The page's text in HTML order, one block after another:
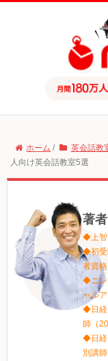
ホーム / 英会話教
人向け英会話教室5選
著
◆上智
◆初受
者資格
◆ニン
ャル
◆日経
師（
◆日経
別講